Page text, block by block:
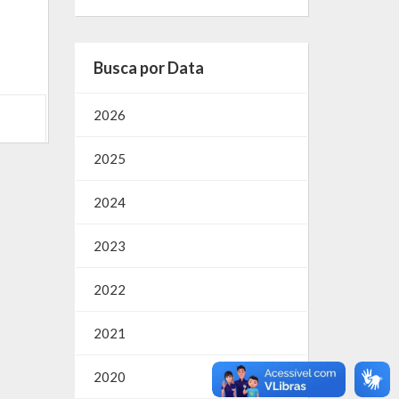
Busca por Data
2026
2025
2024
2023
2022
2021
2020